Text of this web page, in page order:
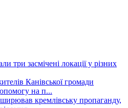
три засмічені локації у різних
Канівської громади
на п...
кремлівську пропаганду,